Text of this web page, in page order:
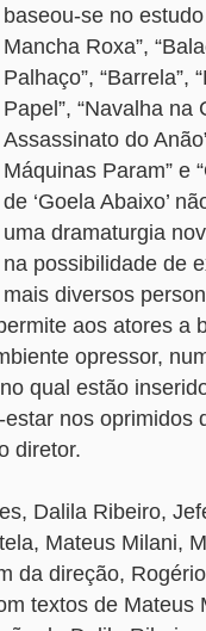
baseou-se no
Mancha Roxa”,
Palhaço”, “Barrela”,
Papel”, “Navalha na
Assassinato do
Máquinas Param” e
de ‘Goela Abaixo’
uma dramaturgia
na possibilidade de
mais diversos
aos atores a
opressor,
qual estão
nos oprimidos
diretor.
Dalila Ribeiro,
Mateus Milani,
da direção,
textos de Mateus